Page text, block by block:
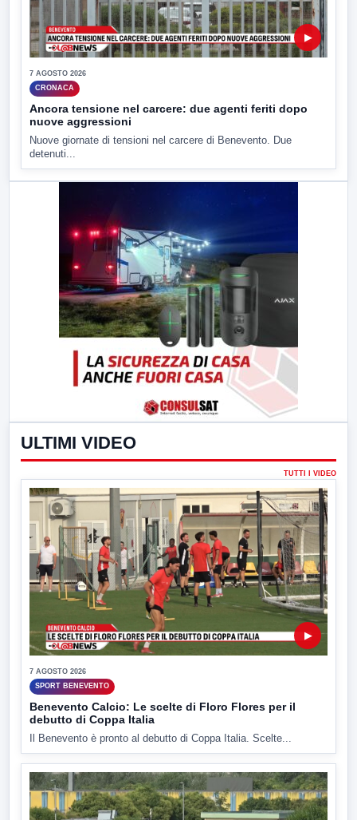
▶
7 AGOSTO 2026
CRONACA
Ancora tensione nel carcere: due agenti feriti dopo
nuove aggressioni
Nuove giornate di tensioni nel carcere di Benevento. Due
detenuti...
ULTIMI VIDEO
TUTTI I VIDEO
▶
7 AGOSTO 2026
SPORT BENEVENTO
Benevento Calcio: Le scelte di Floro Flores per il
debutto di Coppa Italia
Il Benevento è pronto al debutto di Coppa Italia. Scelte...